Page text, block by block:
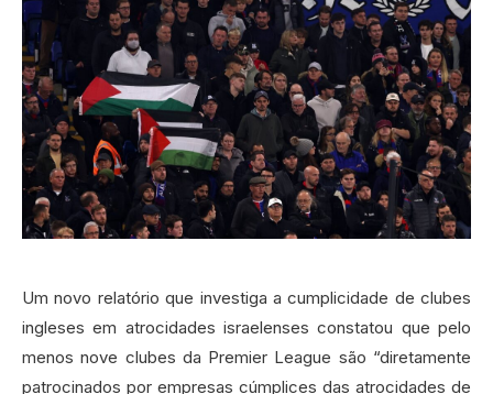
Um novo relatório que investiga a cumplicidade de clubes
ingleses em atrocidades israelenses constatou que pelo
menos nove clubes da Premier League são “diretamente
patrocinados por empresas cúmplices das atrocidades de